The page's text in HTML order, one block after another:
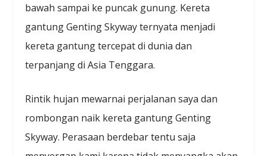
bawah sampai ke puncak gunung. Kereta
gantung Genting Skyway ternyata menjadi
kereta gantung tercepat di dunia dan
terpanjang di Asia Tenggara.
Rintik hujan mewarnai perjalanan saya dan
rombongan naik kereta gantung Genting
Skyway. Perasaan berdebar tentu saja